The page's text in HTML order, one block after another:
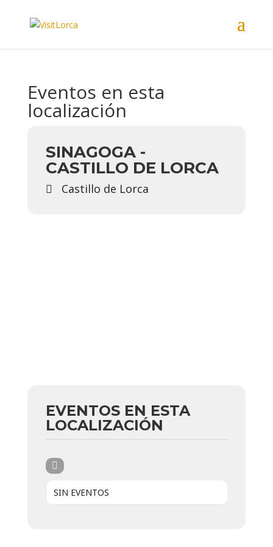
Eventos en esta
localización
SINAGOGA -
CASTILLO DE LORCA
Castillo de Lorca
EVENTOS EN ESTA
LOCALIZACIÓN
SIN EVENTOS